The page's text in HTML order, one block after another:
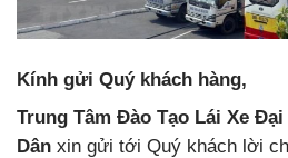
Kính gửi Quý khách hàng,
Trung Tâm Đào Tạo Lái Xe
Dân xin gửi tới Quý khách lời